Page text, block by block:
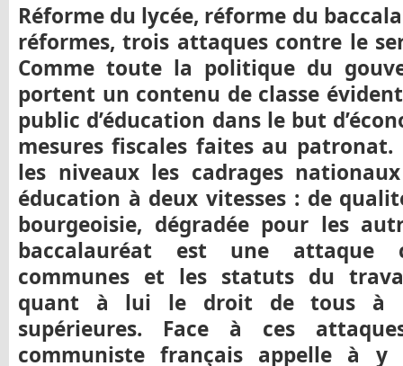
Réforme du lycée, réforme du
réformes, trois attaques contre le
Comme toute la politique du
portent un contenu de classe
public d’éducation dans le but
mesures fiscales faites au
les niveaux les cadrages
éducation à deux vitesses : de
bourgeoisie, dégradée pour les
baccalauréat est une attaque
communes et les statuts du
quant à lui le droit de tous à
supérieures. Face à ces
communiste français appelle à